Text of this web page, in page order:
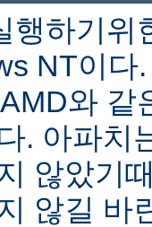
행하기위
NT이다
와 같
. 아파치
않았기
않길 바